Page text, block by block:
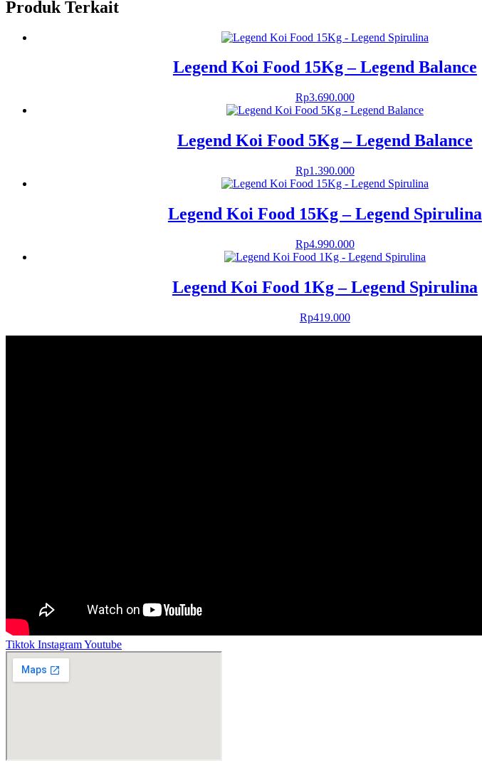
Produk Terkait
Legend Koi Food 15Kg – Legend Balance
Rp3.690.000
Legend Koi Food 5Kg – Legend Balance
Rp1.390.000
Legend Koi Food 15Kg – Legend Spirulina
Rp4.990.000
Legend Koi Food 1Kg – Legend Spirulina
Rp419.000
Tiktok InstagramYoutube